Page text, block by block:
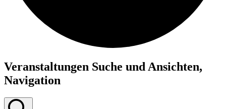
Veranstaltungen Suche und Ansichten,
Navigation